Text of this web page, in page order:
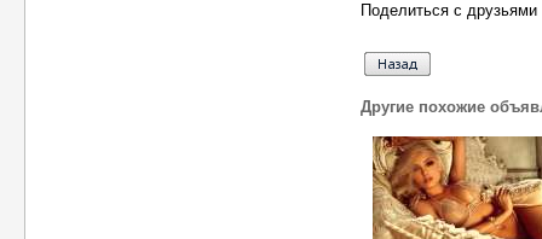
Поделиться с
Другие похожие